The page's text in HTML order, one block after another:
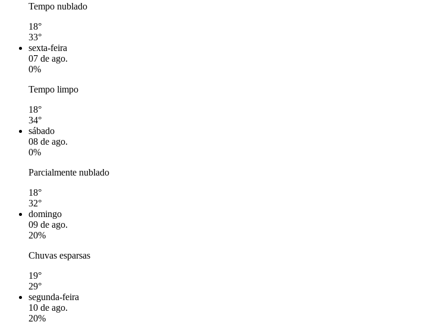
Tempo nublado
18°
33°
sexta-feira
07 de ago.
0%
Tempo limpo
18°
34°
sábado
08 de ago.
0%
Parcialmente nublado
18°
32°
domingo
09 de ago.
20%
Chuvas esparsas
19°
29°
segunda-feira
10 de ago.
20%